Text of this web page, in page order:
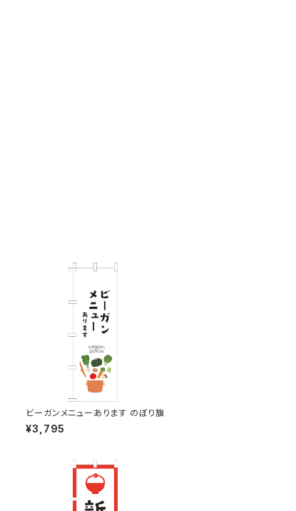
ビーガンメニューあります のぼり旗
¥3,795